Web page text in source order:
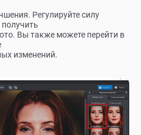
Регулируйте силу
Вы также можете перейти в
изменений.